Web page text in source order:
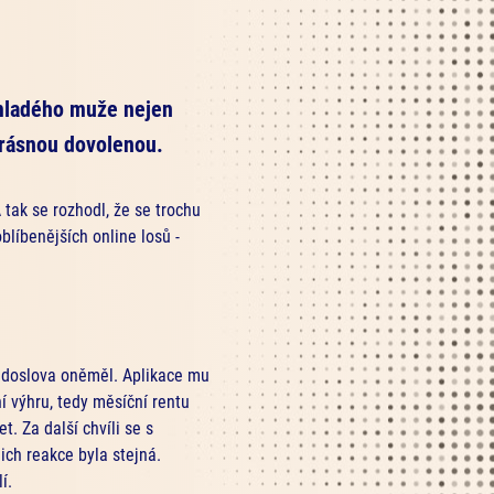
muže nejen
dovolenou.
se rozhodl, že se trochu
online losů -
oněměl. Aplikace mu
výhru, tedy měsíční rentu
Za další chvíli se s
reakce byla stejná.